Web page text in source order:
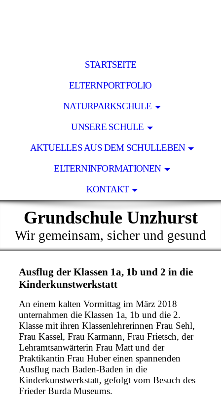
STARTSEITE
ELTERNPORTFOLIO
NATURPARKSCHULE
UNSERE SCHULE
AKTUELLES AUS DEM SCHULLEBEN
ELTERNINFORMATIONEN
KONTAKT
Grundschule Unzhurst
Wir gemeinsam, sicher und gesund
Ausflug der Klassen 1a, 1b und 2 in die
Kinderkunstwerkstatt
An einem kalten Vormittag im März 2018
unternahmen die Klassen 1a, 1b und die 2.
Klasse mit ihren Klassenlehrerinnen Frau Sehl,
Frau Kassel, Frau Karmann, Frau Frietsch, der
Lehramtsanwärterin Frau Matt und der
Praktikantin Frau Huber einen spannenden
Ausflug nach Baden-Baden in die
Kinderkunstwerkstatt, gefolgt vom Besuch des
Frieder Burda Museums.